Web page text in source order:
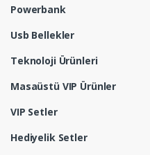
Powerbank
Usb Bellekler
Teknoloji Ürünleri
Masaüstü VIP Ürünler
VIP Setler
Hediyelik Setler